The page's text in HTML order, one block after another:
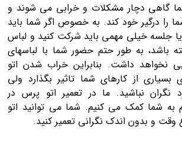
گاهی دچار مشکلات و خرابی می شوند و
را درگیر خود کند. به خصوص اگر شما باید
جلسه خیلی مهمی باید شرکت کنید و لباس
باشد، به طور حتم حضور شما با لباسهای
نخواهد داشت. بنابراین خراب شدن اتو
از کارهای شما تاثیر بگذارد ولی
نگران نباشید. ما در تعمیر اتو پرس در
به شما کمک می کنیم. شما می توانید اتو
و بدون اندک نگرانی تعمیر کنید.